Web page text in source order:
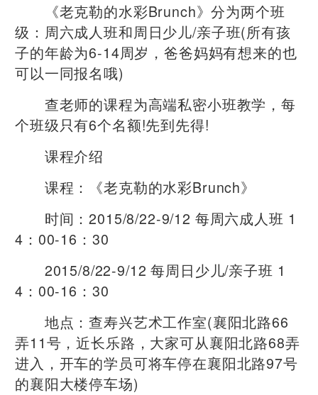
《老克勒的水彩Brunch》分为两个班
级：周六成人班和周日少儿/亲子班(所有孩
子的年龄为6-14周岁，爸爸妈妈有想来的也
可以一同报名哦)
查老师的课程为高端私密小班教学，每
个班级只有6个名额!先到先得!
课程介绍
课程：《老克勒的水彩Brunch》
时间：2015/8/22-9/12 每周六成人班 1
4：00-16：30
2015/8/22-9/12 每周日少儿/亲子班 1
4：00-16：30
地点：查寿兴艺术工作室(襄阳北路66
弄11号，近长乐路，大家可从襄阳北路68弄
进入，开车的学员可将车停在襄阳北路97号
的襄阳大楼停车场)